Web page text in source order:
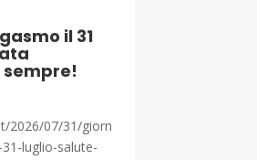
il 31
sempre!
2026/07/31/giorn
luglio-salute-